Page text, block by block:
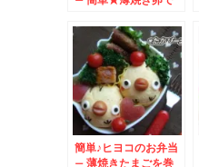
簡単♪ヒヨコのお弁当
– 薄焼きたまごを巻